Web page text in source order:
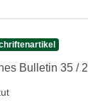
Bulletin 35 /